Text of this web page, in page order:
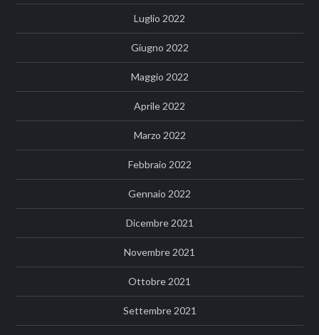
Luglio 2022
Giugno 2022
Maggio 2022
Aprile 2022
Marzo 2022
Febbraio 2022
Gennaio 2022
Dicembre 2021
Novembre 2021
Ottobre 2021
Settembre 2021